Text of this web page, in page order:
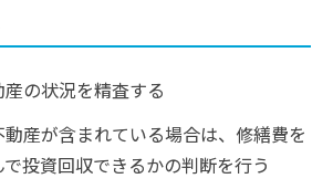
の状況を精査する
産が含まれている場合は、修繕費を
投資回収できるかの判断を行う